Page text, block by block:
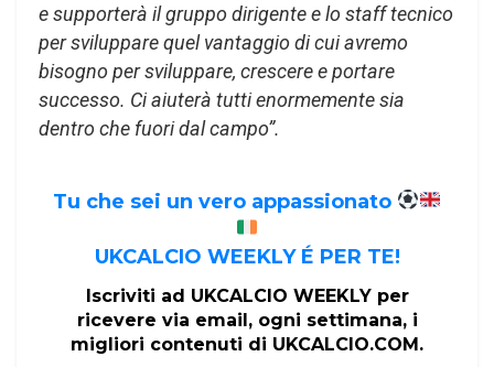
e supporterà il gruppo dirigente e lo staff tecnico
per sviluppare quel vantaggio di cui avremo
bisogno per sviluppare, crescere e portare
successo. Ci aiuterà tutti enormemente sia
dentro che fuori dal campo”.
Tu che sei un vero appassionato
UKCALCIO WEEKLY É PER TE!
Iscriviti ad UKCALCIO WEEKLY per
ricevere via email, ogni settimana, i
migliori contenuti di UKCALCIO.COM.